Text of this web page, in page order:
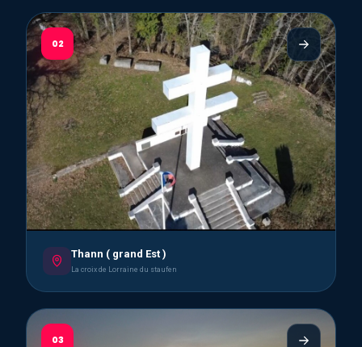
02
Thann ( grand Est )
La croix de Lorraine du staufen
03